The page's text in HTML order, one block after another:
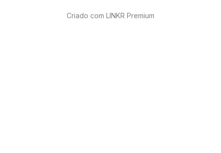
Criado com LINKR Premium